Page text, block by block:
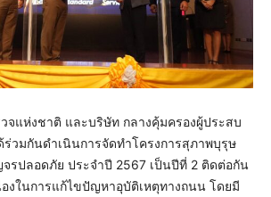
จแห่งชาติ และบริษัท กลางคุ้มครองผู้ประสบ
ร่วมกันดำเนินการจัดทำโครงการสุภาพบุรุษ
รปลอดภัย ประจำปี 2567 เป็นปีที่ 2 ติดต่อกัน
องในการแก้ไขปัญหาอุบัติเหตุทางถนน โดยมี